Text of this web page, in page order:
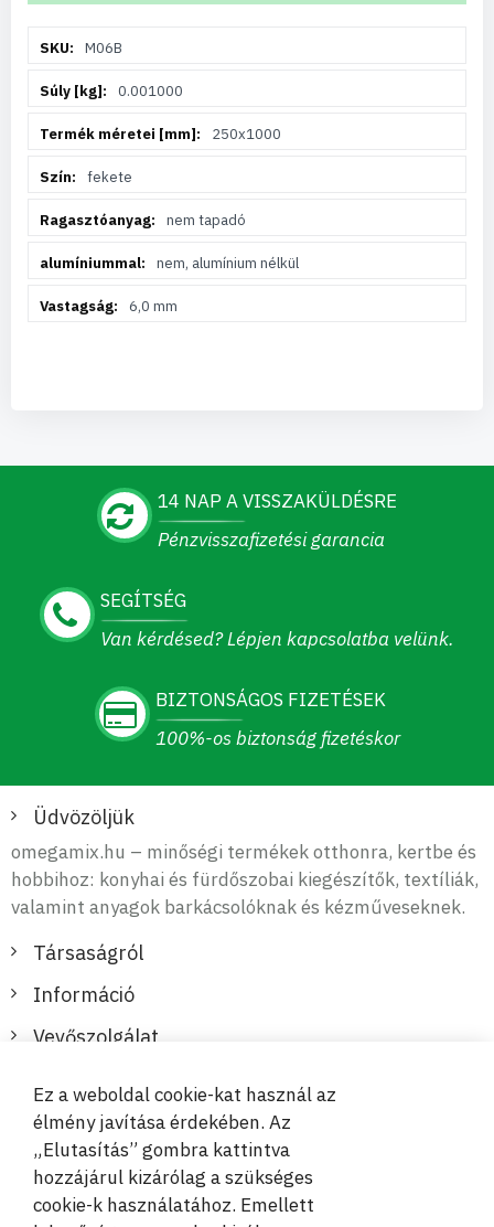
információM06B
0.001000
250x1000
fekete
nem tapadó
nem, alumínium nélkül
6,0 mm
14 NAP A VISSZAKÜLDÉSRE
Pénzvisszafizetési garancia
SEGÍTSÉG
Van kérdésed? Lépjen kapcsolatba velünk.
BIZTONSÁGOS FIZETÉSEK
100%-os biztonság fizetéskor
Üdvözöljük
omegamix.hu – minőségi termékek otthonra, kertbe és
hobbihoz: konyhai és fürdőszobai kiegészítők, textíliák,
valamint anyagok barkácsolóknak és kézműveseknek.
Társaságról
Információ
Vevőszolgálat
Biztonságos és kényelmes fizetések
Ez a weboldal cookie-kat használ az
élmény javítása érdekében. Az
„Elutasítás” gombra kattintva
hozzájárul kizárólag a szükséges
cookie-k használatához. Emellett